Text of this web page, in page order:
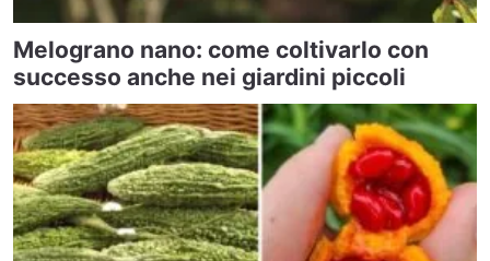
Melograno nano: come coltivarlo con
successo anche nei giardini piccoli